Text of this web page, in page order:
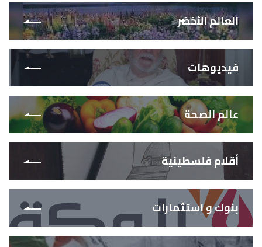
العالم الأخضر
فيديوهات
عالم الصحة
أقلام فلسطينية
بنوك و استثمارات